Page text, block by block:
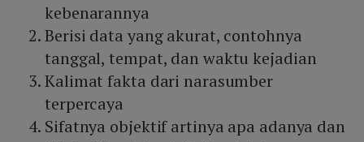
kebenarannya
Berisi data yang akurat, contohnya
tanggal, tempat, dan waktu kejadian
Kalimat fakta dari narasumber
terpercaya
Sifatnya objektif artinya apa adanya dan